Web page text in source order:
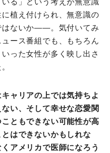
る」という考えが無意識
植え付けられ、無意識の
はないか――。気付いてみ
ース番組でも、もちろん
った女性が多く映し出さ
ャリアの上では気持ちよ
い、そして幸せな恋愛関
ともできない可能性が高
はできないかもしれな
アメリカで医師になろう